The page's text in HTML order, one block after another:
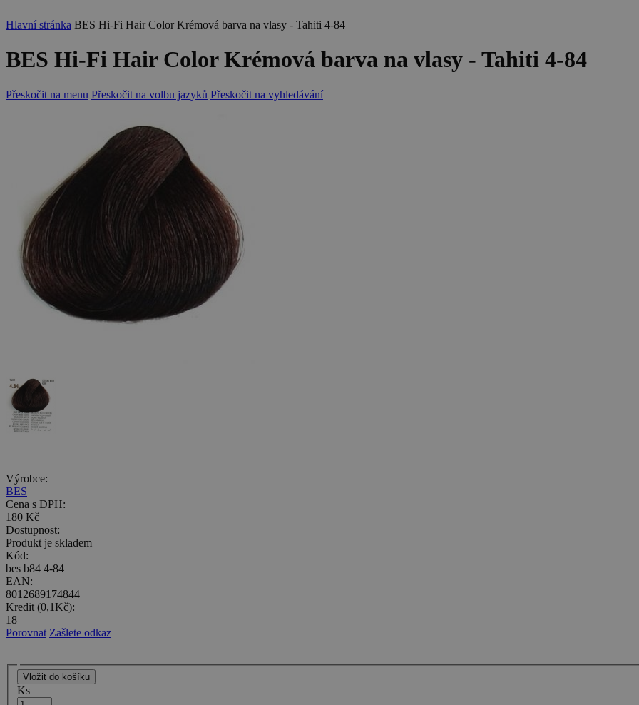
Hlavní stránka BES Hi-Fi Hair Color Krémová barva na vlasy - Tahiti 4-84
BES Hi-Fi Hair Color Krémová barva na vlasy - Tahiti 4-84
Přeskočit na menu Přeskočit na volbu jazyků Přeskočit na vyhledávání
Výrobce:
BES
Cena s DPH:
180 Kč
Dostupnost:
Produkt je skladem
Kód:
bes b84 4-84
EAN:
8012689174844
Kredit (0,1Kč):
18
Porovnat Zašlete odkaz
Ks